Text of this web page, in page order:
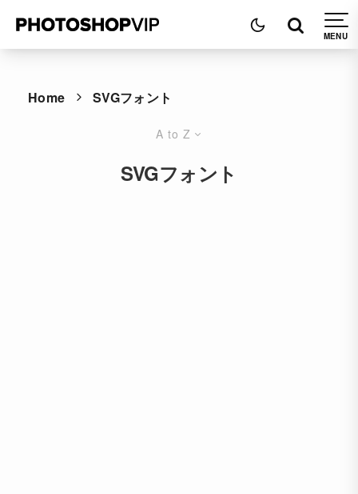
Home SVGフォント
A to Z
SVGフォント